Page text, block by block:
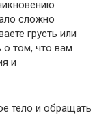
сложно
грусть или
о том, что вам
и
тело и обращать